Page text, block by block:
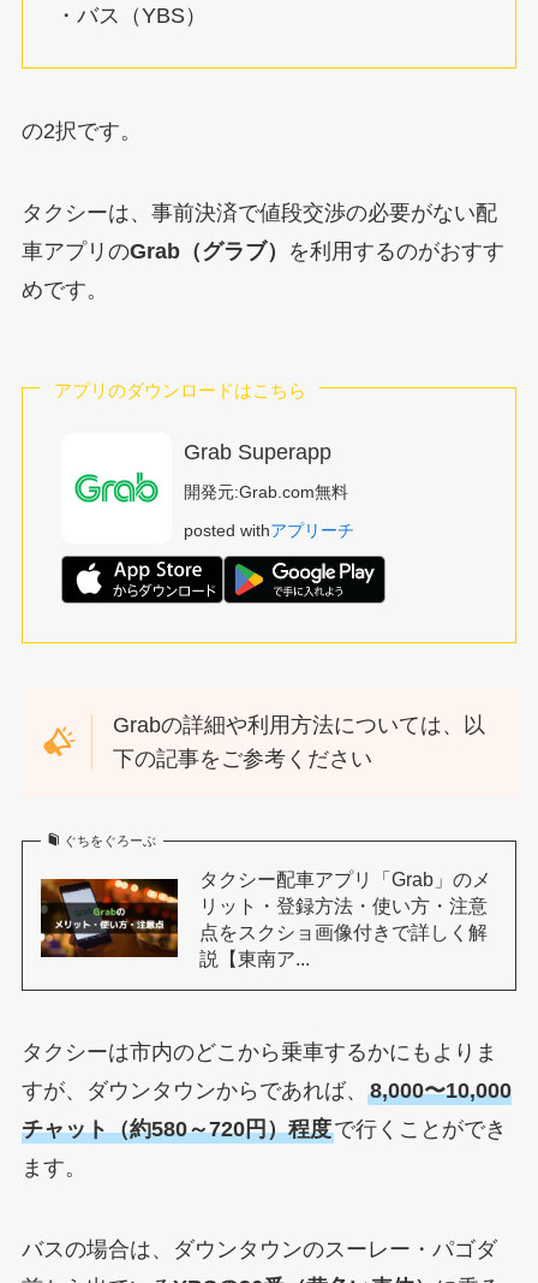
・バス（YBS）
の2択です。
タクシーは、事前決済で値段交渉の必要がない配
車アプリのGrab（グラブ）
を利用するのがおすす
めです。
アプリのダウンロードはこちら
Grab Superapp
開発元:Grab.com無料
posted withアプリーチ
Grabの詳細や利用方法については、以
下の記事をご参考ください
ぐちをぐろーぶ
タクシー配車アプリ「Grab」のメ
リット・登録方法・使い方・注意
点をスクショ画像付きで詳しく解
説【東南ア...
タクシーは市内のどこから乗車するかにもよりま
すが、ダウンタウンからであれば、 8,000〜10,000
チャット（約580～720円）程度で行くことができ
ます。
バスの場合は、ダウンタウンのスーレー・パゴダ